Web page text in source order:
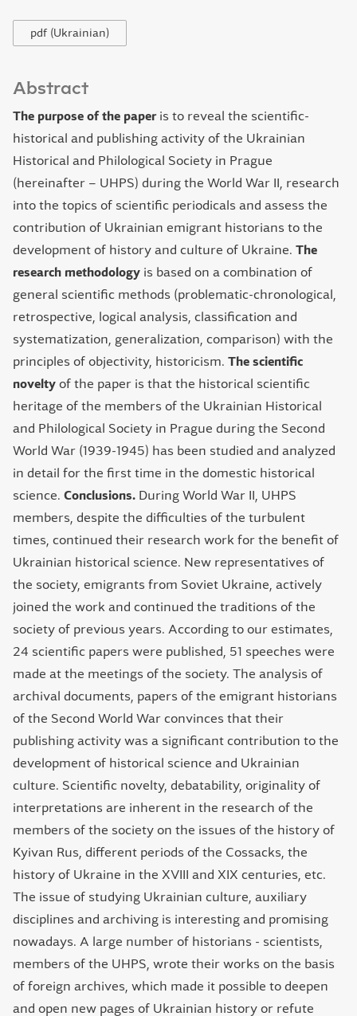
pdf (Ukrainian)
Abstract
The purpose of the paper is to reveal the scientific-
historical and publishing activity of the Ukrainian
Historical and Philological Society in Prague
(hereinafter – UHPS) during the World War II, research
into the topics of scientific periodicals and assess the
contribution of Ukrainian emigrant historians to the
development of history and culture of Ukraine. The
research methodology is based on a combination of
general scientific methods (problematic-chronological,
retrospective, logical analysis, classification and
systematization, generalization, comparison) with the
principles of objectivity, historicism. The scientific
novelty of the paper is that the historical scientific
heritage of the members of the Ukrainian Historical
and Philological Society in Prague during the Second
World War (1939-1945) has been studied and analyzed
in detail for the first time in the domestic historical
science. Conclusions. During World War II, UHPS
members, despite the difficulties of the turbulent
times, continued their research work for the benefit of
Ukrainian historical science. New representatives of
the society, emigrants from Soviet Ukraine, actively
joined the work and continued the traditions of the
society of previous years. According to our estimates,
24 scientific papers were published, 51 speeches were
made at the meetings of the society. The analysis of
archival documents, papers of the emigrant historians
of the Second World War convinces that their
publishing activity was a significant contribution to the
development of historical science and Ukrainian
culture. Scientific novelty, debatability, originality of
interpretations are inherent in the research of the
members of the society on the issues of the history of
Kyivan Rus, different periods of the Cossacks, the
history of Ukraine in the XVIII and XIX centuries, etc.
The issue of studying Ukrainian culture, auxiliary
disciplines and archiving is interesting and promising
nowadays. A large number of historians - scientists,
members of the UHPS, wrote their works on the basis
of foreign archives, which made it possible to deepen
and open new pages of Ukrainian history or refute